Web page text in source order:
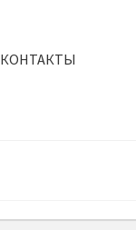
КОНТАКТЫ